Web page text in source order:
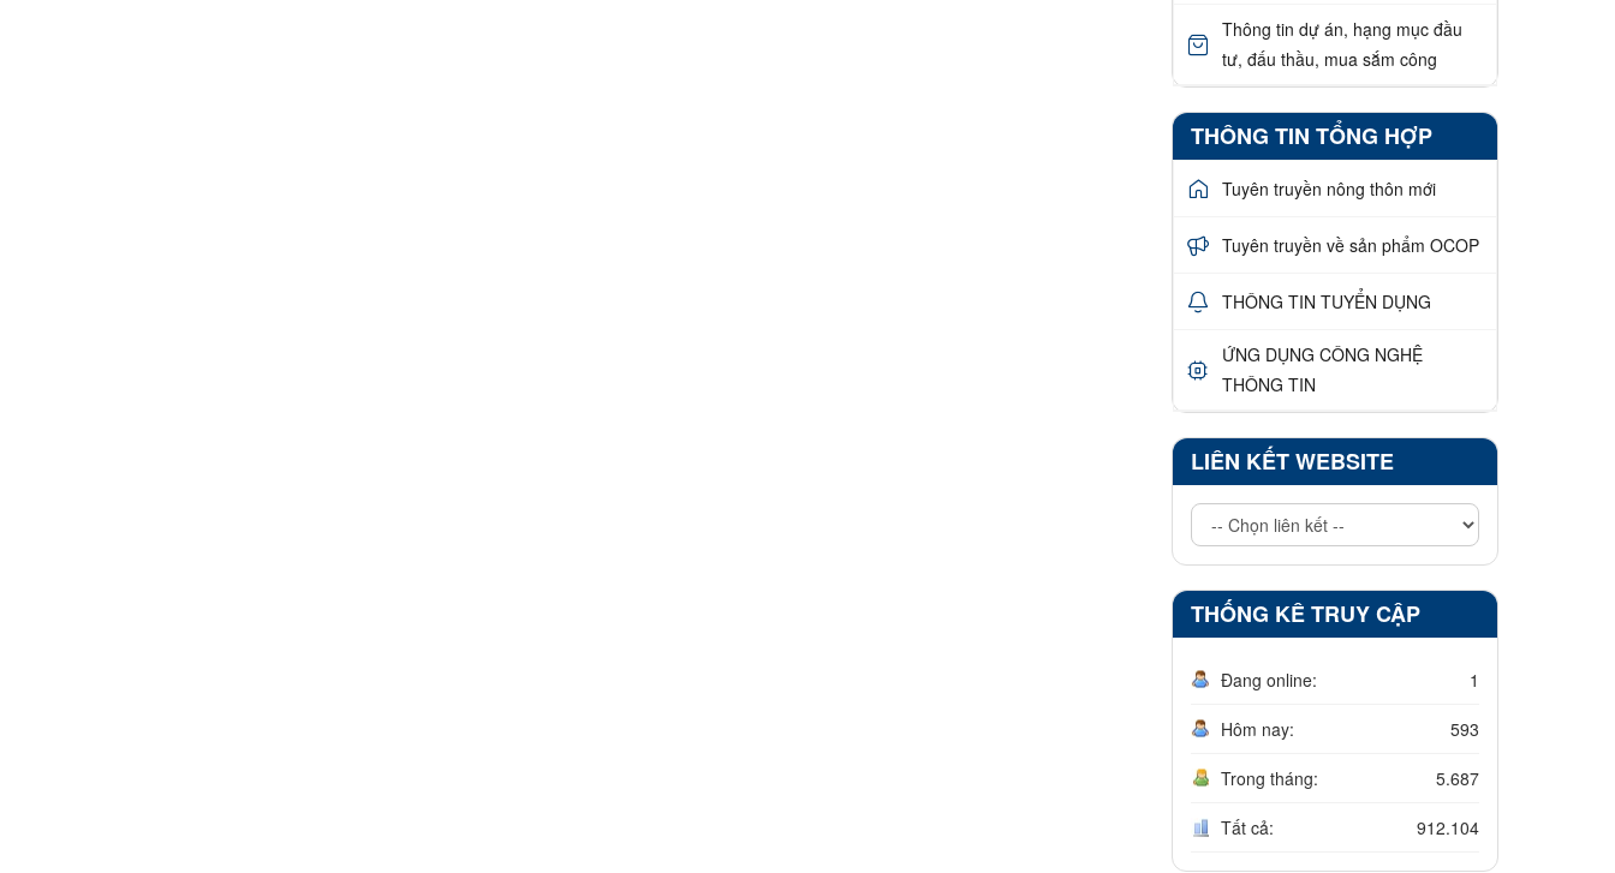
Thông tin dự án, hạng mục đầu
tư, đấu thầu, mua sắm công
THÔNG TIN TỔNG HỢP
Tuyên truyền nông thôn mới
Tuyên truyền về sản phẩm OCOP
THÔNG TIN TUYỂN DỤNG
ỨNG DỤNG CÔNG NGHỆ
THÔNG TIN
LIÊN KẾT WEBSITE
THỐNG KÊ TRUY CẬP
Đang online: 1
Hôm nay: 593
Trong tháng: 5.687
Tất cả: 912.104